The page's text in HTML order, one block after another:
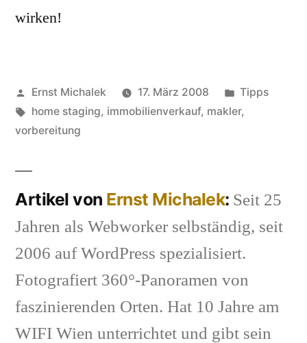
wirken!
Veröffentlicht
von
Ernst Michalek 17. März 2008
unter
Tipps
Schlagwörter:
home staging, immobilienverkauf, makler,
vorbereitung
Artikel von Ernst Michalek: Seit 25
Jahren als Webworker selbständig, seit
2006 auf WordPress spezialisiert.
Fotografiert 360°-Panoramen von
faszinierenden Orten. Hat 10 Jahre am
WIFI Wien unterrichtet und gibt sein